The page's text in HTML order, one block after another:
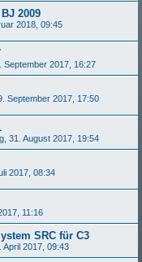
2009
2018, 09:45
September 2017, 16:27
September 2017, 17:50
31. August 2017, 19:54
2017, 08:34
11:16
SRC für C3
April 2017, 09:43